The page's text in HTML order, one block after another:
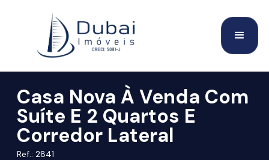
Casa Nova À Venda Com
Suíte E 2 Quartos E
Corredor Lateral
Ref.: 2841